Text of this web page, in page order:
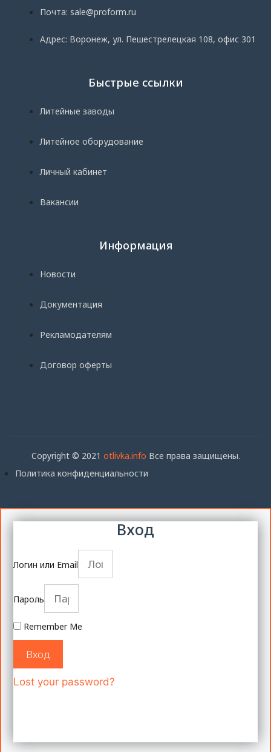
Почта: sale@proform.ru
Адрес: Воронеж, ул. Пешестрелецкая 108, офис 301
Быстрые ссылки
Литейные заводы
Литейное оборудование
Личный кабинет
Вакансии
Информация
Новости
Документация
Рекламодателям
Договор оферты
Copyright © 2021 otlivka.info Все права защищены.
Политика конфиденциальности
Вход
Логин или Email
Пароль
Remember Me
Вход
Lost your password?